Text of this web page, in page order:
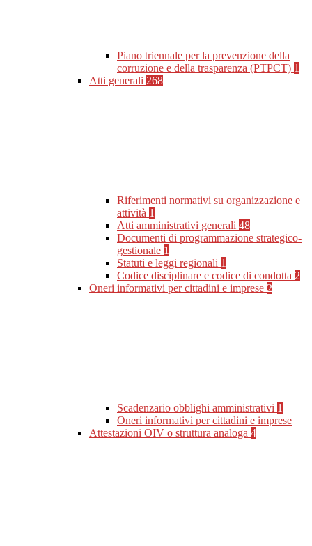
Piano triennale per la prevenzione della
corruzione e della trasparenza (PTPCT) 1
Atti generali 268
Riferimenti normativi su organizzazione e
attività 1
Atti amministrativi generali 48
Documenti di programmazione strategico-
gestionale 1
Statuti e leggi regionali 1
Codice disciplinare e codice di condotta 2
Oneri informativi per cittadini e imprese 2
Scadenzario obblighi amministrativi 1
Oneri informativi per cittadini e imprese
Attestazioni OIV o struttura analoga 4